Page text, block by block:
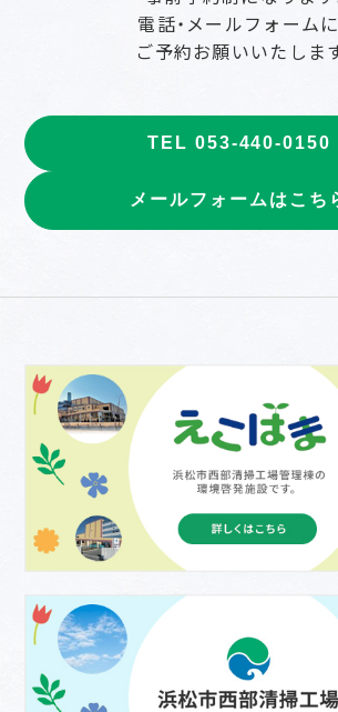
電話・メールフォーム
ご予約お願いいたしま
TEL 053-440-0150
メールフォームはこち